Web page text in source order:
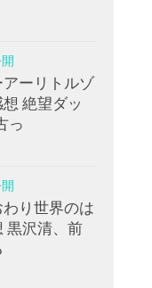
ーリトルゾ
絶望ダッ
っ
り世界のは
黒沢清、前